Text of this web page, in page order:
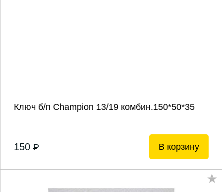
Ключ б/п Champion 13/19 комбин.150*50*35
150 P В корзину